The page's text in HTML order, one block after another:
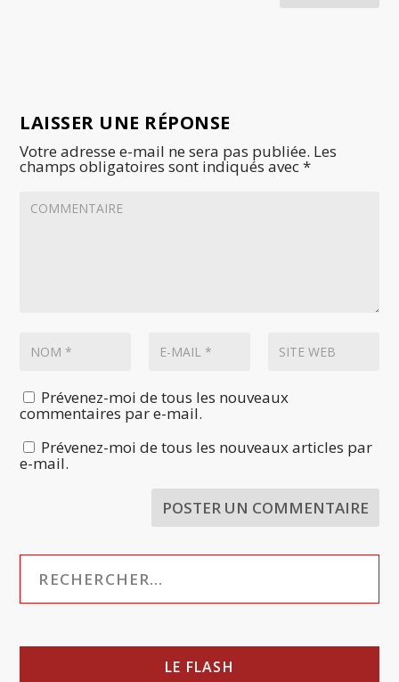
LAISSER UNE RÉPONSE
Votre adresse e-mail ne sera pas publiée. Les
champs obligatoires sont indiqués avec*
Prévenez-moi de tous les nouveaux
commentaires par e-mail.
Prévenez-moi de tous les nouveaux articles par
e-mail.
LE FLASH